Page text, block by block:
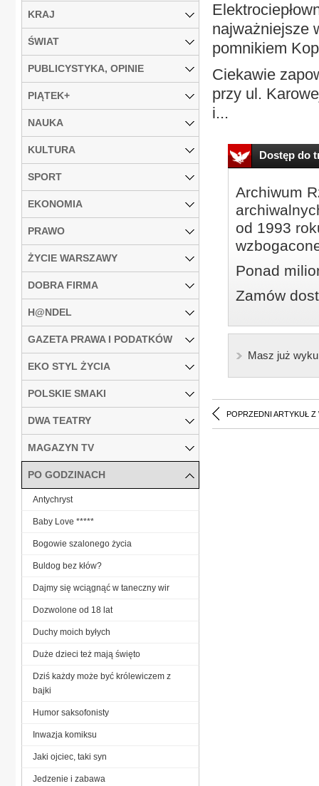
najważniejsze
pomnikiem
Ciekawie
przy ul.
i...
Dostęp do
Archiwum
od 1993
Ponad
Zamów
Masz już
POPRZEDNI ARTYKUŁ Z
KRAJ
ŚWIAT
PUBLICYSTYKA, OPINIE
PIĄTEK+
NAUKA
KULTURA
SPORT
EKONOMIA
PRAWO
ŻYCIE WARSZAWY
DOBRA FIRMA
H@NDEL
GAZETA PRAWA I PODATKÓW
EKO STYL ŻYCIA
POLSKIE SMAKI
DWA TEATRY
MAGAZYN TV
PO GODZINACH
Antychryst
Baby Love *****
Bogowie szalonego życia
Buldog bez kłów?
Dajmy się wciągnąć w taneczny wir
Dozwolone od 18 lat
Duchy moich byłych
Duże dzieci też mają święto
Dziś każdy może być królewiczem z
bajki
Humor saksofonisty
Inwazja komiksu
Jaki ojciec, taki syn
Jedzenie i zabawa